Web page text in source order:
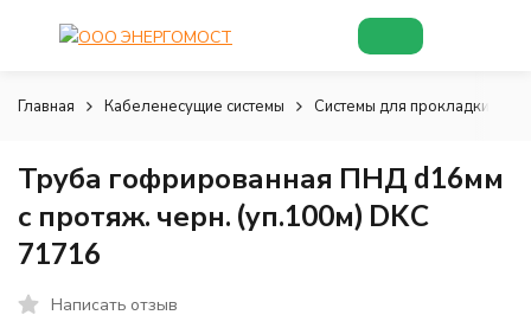
Главная Кабеленесущие системы Системы для прокладки
Труба гофрированная ПНД d16мм
с протяж. черн. (уп.100м) DKC
71716
Написать отзыв